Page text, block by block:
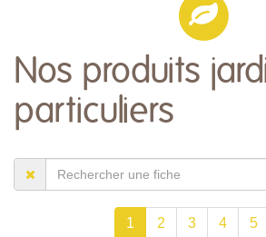
Nos produits
particuliers
1 2 3 4 5